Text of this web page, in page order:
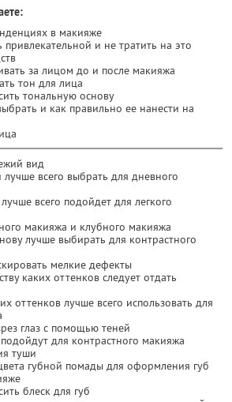
в макияже
привлекательной и не тратить на это
за лицом до и после макияжа
тон для лица
тональную основу
и как правильно ее нанести на
вид
всего выбрать для дневного
всего подойдет для легкого
макияжа и клубного макияжа
лучше выбирать для контрастного
мелкие дефекты
каких оттенков следует отдать
оттенков лучше всего использовать для
глаз с помощью теней
для контрастного макияжа
туши
губной помады для оформления губ
блеск для губ